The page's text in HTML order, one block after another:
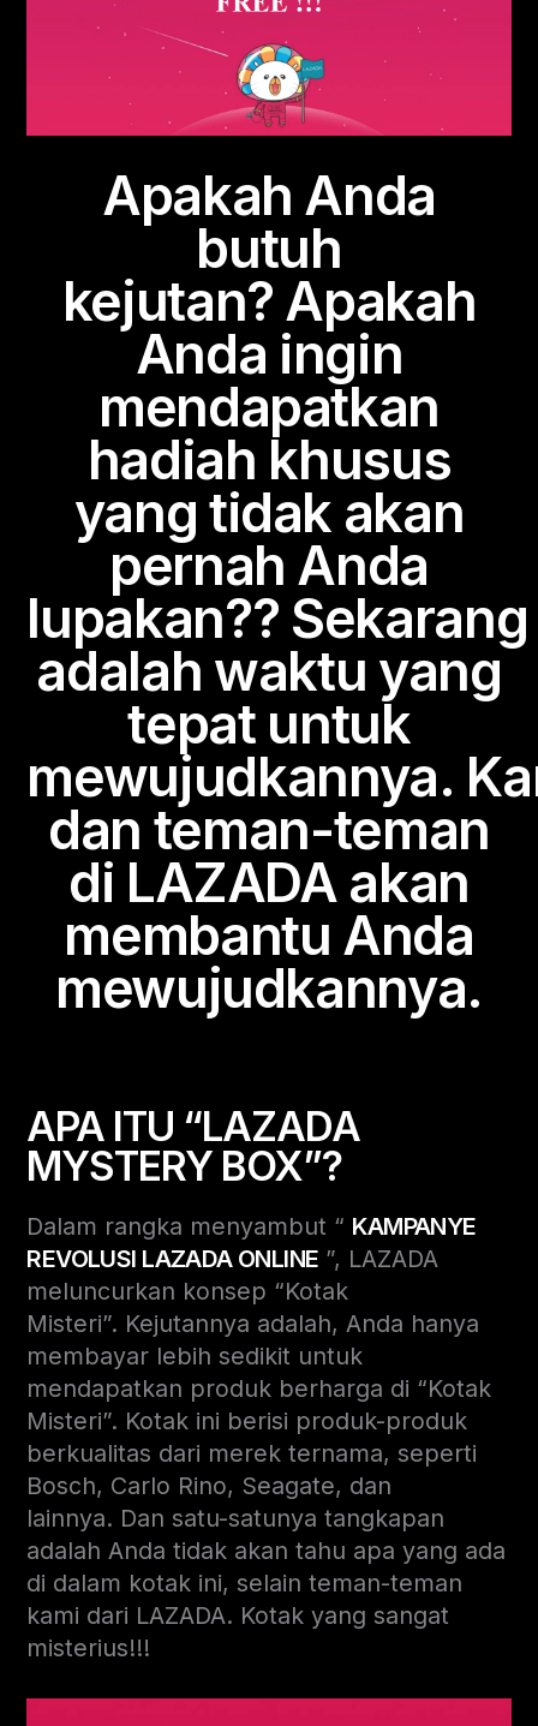
Apakah Anda
butuh
kejutan? Apakah
Anda ingin
mendapatkan
hadiah khusus
yang tidak akan
pernah Anda
lupakan?? Sekarang
adalah waktu yang
tepat untuk
mewujudkannya.
dan teman-teman
di LAZADA akan
membantu Anda
mewujudkannya.
APA ITU “LAZADA
MYSTERY BOX”?
Dalam rangka menyambut “ KAMPANYE
REVOLUSI LAZADA ONLINE ”, LAZADA
meluncurkan konsep “Kotak
Misteri”. Kejutannya adalah, Anda hanya
membayar lebih sedikit untuk
mendapatkan produk berharga di “Kotak
Misteri”. Kotak ini berisi produk-produk
berkualitas dari merek ternama, seperti
Bosch, Carlo Rino, Seagate, dan
lainnya. Dan satu-satunya tangkapan
adalah Anda tidak akan tahu apa yang ada
di dalam kotak ini, selain teman-teman
kami dari LAZADA. Kotak yang sangat
misterius!!!